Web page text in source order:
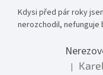
Kdysi před pár roky
nerozchodil, nefunguje
|